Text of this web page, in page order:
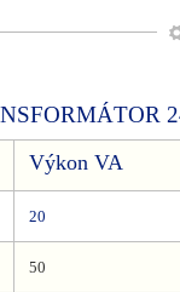
Výkon VA
20
50